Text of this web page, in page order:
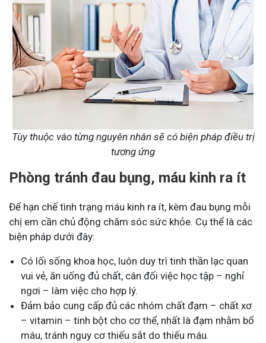
Tùy thuộc vào từng nguyên nhân sẽ có biện pháp điều trị
tương ứng
Phòng tránh đau bụng, máu kinh ra ít
Để hạn chế tình trạng máu kinh ra ít, kèm đau bụng mỗi
chị em cần chủ động chăm sóc sức khỏe. Cụ thể là các
biện pháp dưới đây:
Có lối sống khoa học, luôn duy trì tinh thần lạc quan
vui vẻ, ăn uống đủ chất, cân đối việc học tập – nghỉ
ngơi – làm việc cho hợp lý.
Đảm bảo cung cấp đủ các nhóm chất đạm – chất xơ
– vitamin – tinh bột cho cơ thể, nhất là đạm nhằm bổ
máu, tránh nguy cơ thiếu sắt do thiếu máu.